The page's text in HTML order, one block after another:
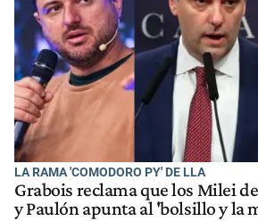
LA RAMA 'COMODORO PY' DE LLA
Grabois reclama que los Milei
y Paulón apunta al 'bolsillo y la